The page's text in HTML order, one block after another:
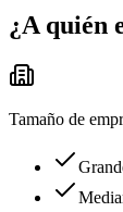
¿A quién
Tamaño de